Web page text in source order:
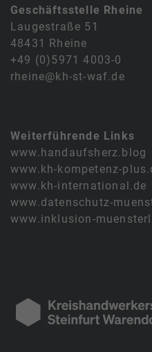
Geschäftsstelle Rheine
Laugestraße 51
48431 Rheine
+49 (0)5971 4003-0
rheine@kh-st-waf.de
Weiterführende Links
www.handaufsherz.blog
www.kh-kompetenz-
www.kh-international.de
www.datenschutz-
www.inklusion-